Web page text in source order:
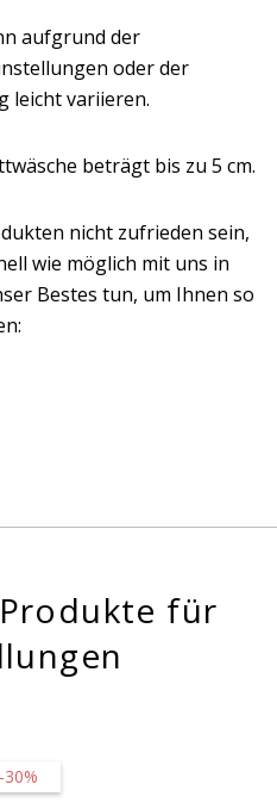
aufgrund der
oder der
leicht variieren.
beträgt bis zu 5 cm.
nicht zufrieden sein,
wie möglich mit uns in
Bestes tun, um Ihnen so
für
-30%